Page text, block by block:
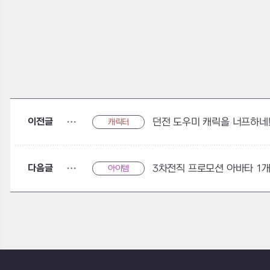
이전글 캐릭터 던전 도우미 캐릭을 너프하네!
다음글 아이템